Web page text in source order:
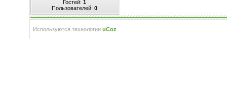
Гостей: 1
Пользователей: 0
Используются технологии uCoz